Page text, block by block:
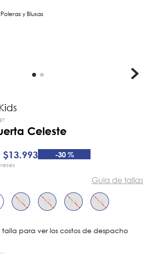
Poleras y Blusas
Celeste
$13.993 -30 %
Guia de tallas
10 12 14 16
para ver los costos de despacho